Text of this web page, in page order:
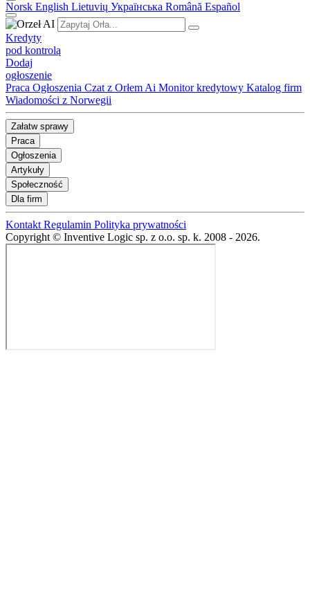
Norsk English Lietuvių Українська Română Español
Kredyty
pod kontrolą
Dodaj
ogłoszenie
Praca Ogłoszenia Czat z Orłem Ai Monitor kredytowy Katalog firm
Wiadomości z Norwegii
Załatw sprawy
Praca
Ogłoszenia
Artykuły
Społeczność
Dla firm
Kontakt Regulamin Polityka prywatności
Copyright © Inventive Logic sp. z o.o. sp. k. 2008 - 2026.